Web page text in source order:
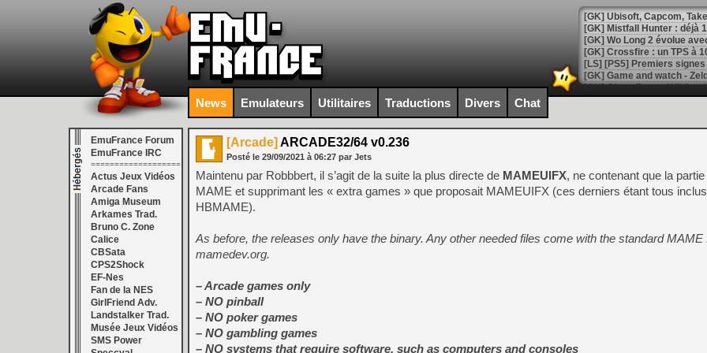
[GK] Mistfall Hunter : déjà
[GK] Wo Long 2 évolue
[GK] Crossfire : un TPS à
[LS] [PS5] Premiers
[Mo5] DOOM arrive en
[GK] Bethesda fête les 30
[GK] Roblox : l'action en
[GK] Agenda - GeForce
[LS] [PS5] ps5-y2jb-
[GK] Pourquoi Marvel
[GK] Test : Restory : Chill
[GK] GTA 6 : Rockstar
[GK] Hot Wheels Infinite
[GK] Mémoire cash -
[GK] Résultats Nintendo :
News Emulateurs Utilitaires Traductions Divers Chat
EmuFrance Forum
EmuFrance IRC
===================
Actus Jeux Vidéos
Arcade Fans
Amiga Museum
Arkames Trad.
Bruno C. Zone
Calice
CBSata
CPS2Shock
EF-Nes
Fan de la NES
GirlFriend Adv.
Landstalker Trad.
Musée Jeux Vidéos
SMS Power
[Arcade] ARCADE32/64 v0.236
Posté le 29/09/2021 à 06:27 par Jets
Maintenu par Robbbert, il s’agit de la suite la plus directe de MAMEUIFX, ne contenant que la
MAME et supprimant les « extra games » que proposait MAMEUIFX (ces derniers étant tous
HBMAME).
As before, the releases only have the binary. Any other needed files come with the standard MAME
mamedev.org.
– Arcade games only
– NO pinball
– NO poker games
– NO gambling games
– NO systems that require software, such as computers and consoles